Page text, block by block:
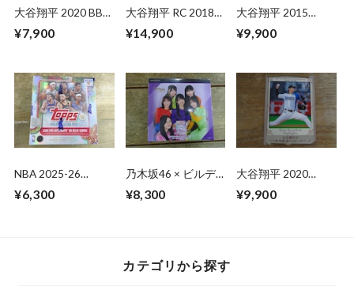
大谷翔平 2020 BBM
¥7,900
大谷翔平 RC 2018
07.08.18 ( 日本語版
¥14,900
大谷翔平 2015
年9月7日
¥9,900
NBA 2025-26
MEGA BOX 未開封
¥6,300
乃木坂46 × ビルデ
トレーディングカー
¥8,300
大谷翔平 2020
野球最速165キロを
¥9,900
カテゴリから探す